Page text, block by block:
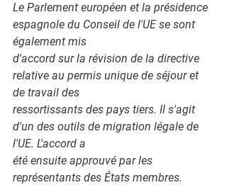
Le Parlement européen et la présidence
espagnole du Conseil de l'UE se sont
également mis
d'accord sur la révision de la directive
relative au permis unique de séjour et
de travail des
ressortissants des pays tiers. Il s'agit
d'un des outils de migration légale de
l'UE. L'accord a
été ensuite approuvé par les
représentants des États membres.